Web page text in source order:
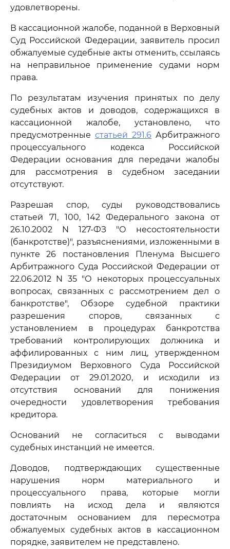
удовлетворены.
В кассационной жалобе, поданной в Верховный
Суд Российской Федерации, заявитель просил
обжалуемые судебные акты отменить, ссылаясь
на неправильное применение судами норм
права.
По результатам изучения принятых по делу
судебных актов и доводов, содержащихся в
кассационной жалобе, установлено, что
предусмотренные статьей 291.6 Арбитражного
процессуального кодекса Российской
Федерации основания для передачи жалобы
для рассмотрения в судебном заседании
отсутствуют.
Разрешая спор, суды руководствовались
статьей 71, 100, 142 Федерального закона от
26.10.2002 N 127-ФЗ "О несостоятельности
(банкротстве)", разъяснениями, изложенными в
пункте 26 постановления Пленума Высшего
Арбитражного Суда Российской Федерации от
22.06.2012 N 35 "О некоторых процессуальных
вопросах, связанных с рассмотрением дел о
банкротстве", Обзоре судебной практики
разрешения споров, связанных с
установлением в процедурах банкротства
требований контролирующих должника и
аффилированных с ним лиц, утвержденном
Президиумом Верховного Суда Российской
Федерации от 29.01.2020, и исходили из
отсутствия оснований для понижения
очередности удовлетворения требования
кредитора.
Оснований не согласиться с выводами
судебных инстанций не имеется.
Доводов, подтверждающих существенные
нарушения норм материального и
процессуального права, которые могли
повлиять на исход дела и являются
достаточным основанием для пересмотра
обжалуемых судебных актов в кассационном
порядке, заявителем не представлено.